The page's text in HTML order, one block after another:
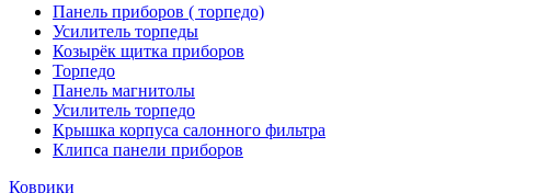
Панель приборов ( торпедо)
Усилитель торпеды
Козырёк щитка приборов
Торпедо
Панель магнитолы
Усилитель торпедо
Крышка корпуса салонного фильтра
Клипса панели приборов
Коврики